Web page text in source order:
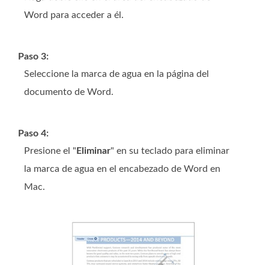
Word para acceder a él.
Paso 3:
Seleccione la marca de agua en la página del
documento de Word.
Paso 4:
Presione el "Eliminar" en su teclado para eliminar
la marca de agua en el encabezado de Word en
Mac.